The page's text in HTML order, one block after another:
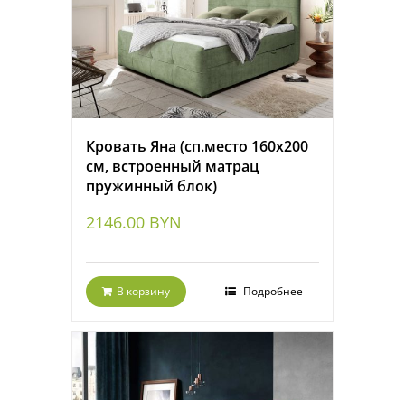
Кровать Яна (сп.место 160х200
см, встроенный матрац
пружинный блок)
2146.00 BYN
В корзину Подробнее